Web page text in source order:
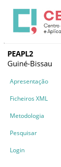
PEAPL2
Guiné-Bissau
Apresentação
Ficheiros XML
Metodologia
Pesquisar
Login